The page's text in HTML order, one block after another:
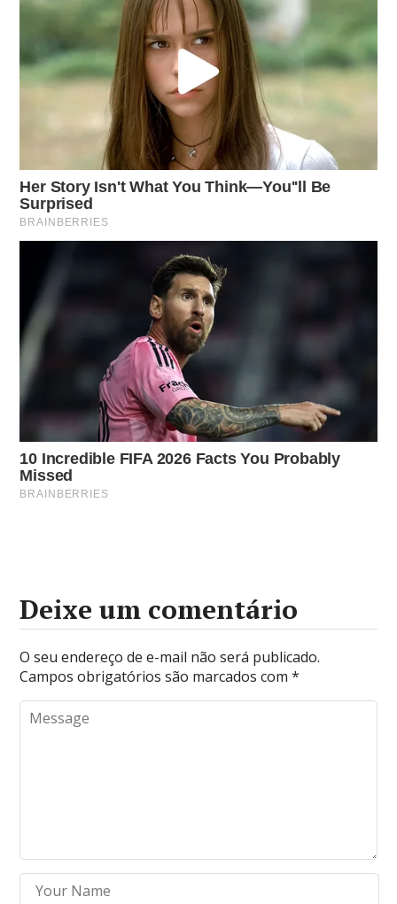
Deixe um comentário
O seu endereço de e-mail não será publicado.
Campos obrigatórios são marcados com*